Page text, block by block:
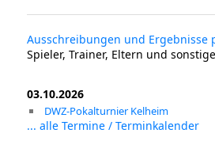
Ausschreibungen und Ergebnisse
Spieler, Trainer, Eltern und
03.10.2026
DWZ-Pokalturnier Kelheim
... alle Termine / Terminkalender